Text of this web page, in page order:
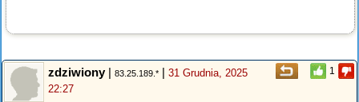
1
zdziwiony| 83.25.189.* | 31 Grudnia, 2025
22:27